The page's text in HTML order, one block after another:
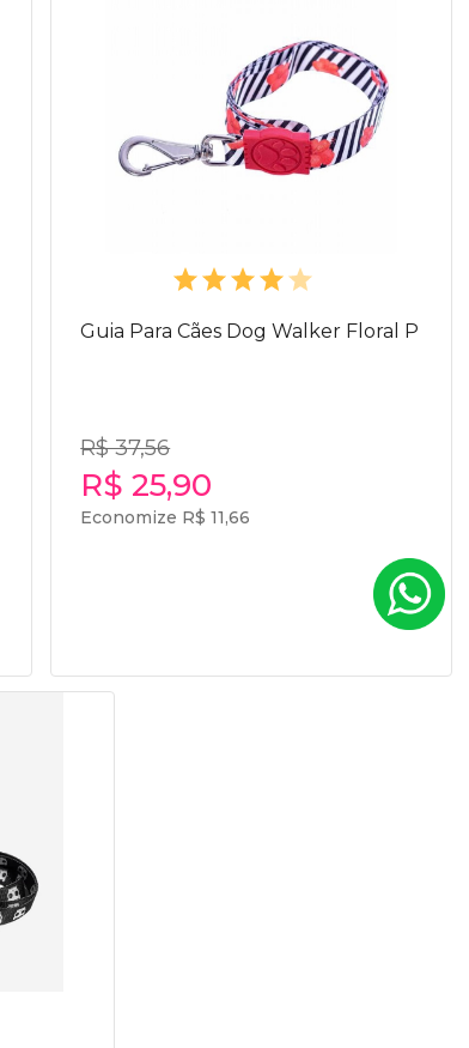
Guia Para Cães Dog Walker Floral P
R$ 37,56
R$ 25,90
Economize R$ 11,66